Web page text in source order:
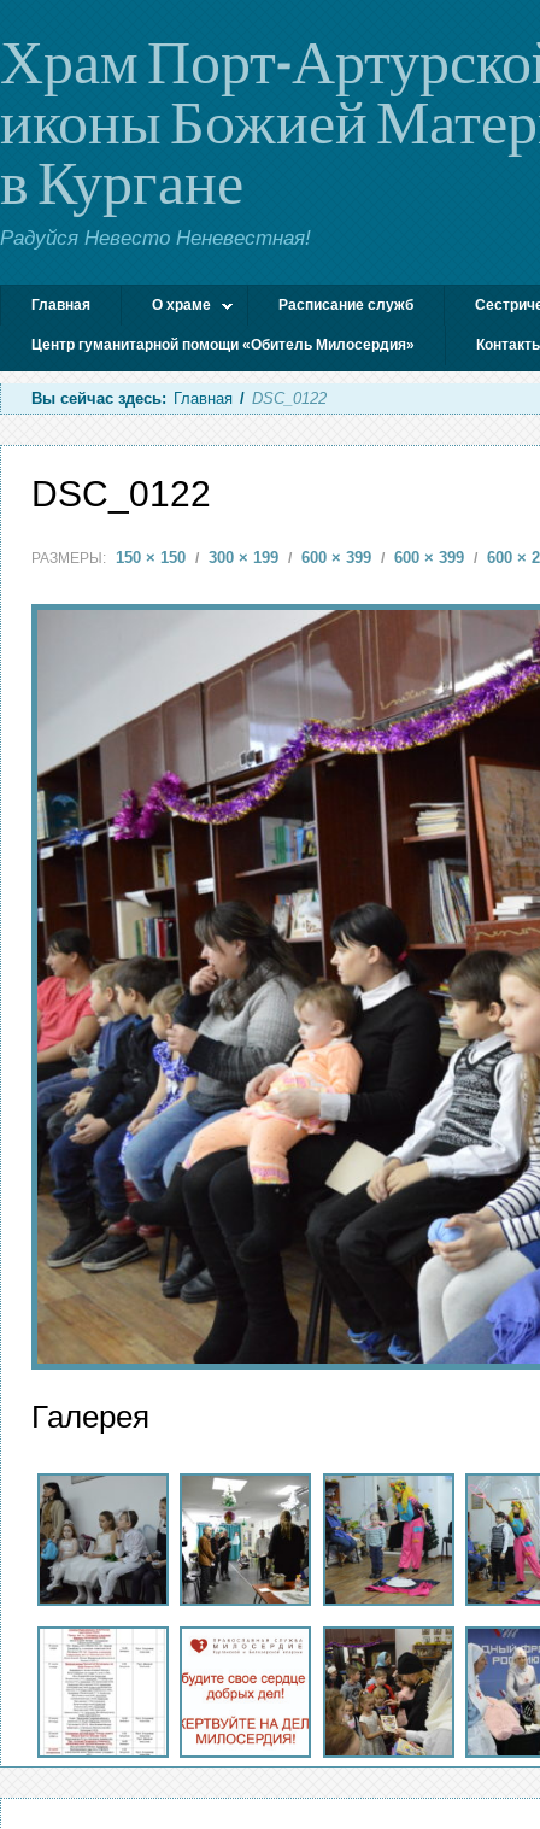
Храм Порт-
иконы Божией
в Кургане
Радуйся Невесто Неневестная!
Главная О храме Расписание служб
Центр гуманитарной помощи «Обитель Милосердия»
Вы сейчас здесь: Главная / DSC_0122
DSC_0122
РАЗМЕРЫ: 150 × 150 / 300 × 199 / 600 × 399 / 600 × 399 / 600 ×
Галерея